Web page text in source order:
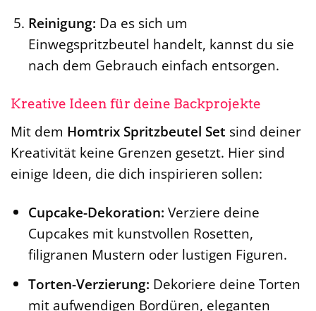
Reinigung: Da es sich um
Einwegspritzbeutel handelt, kannst du sie
nach dem Gebrauch einfach entsorgen.
Kreative Ideen für deine Backprojekte
Mit dem Homtrix Spritzbeutel Set sind deiner
Kreativität keine Grenzen gesetzt. Hier sind
einige Ideen, die dich inspirieren sollen:
Cupcake-Dekoration: Verziere deine
Cupcakes mit kunstvollen Rosetten,
filigranen Mustern oder lustigen Figuren.
Torten-Verzierung: Dekoriere deine Torten
mit aufwendigen Bordüren, eleganten